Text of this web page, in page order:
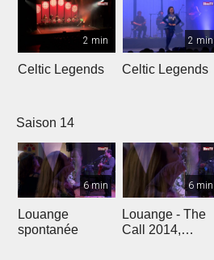
2 min
Celtic Legends
2 min
Celtic Legends
Saison 14
6 min
Louange
spontanée
6 min
Louange - The
Call 2014,